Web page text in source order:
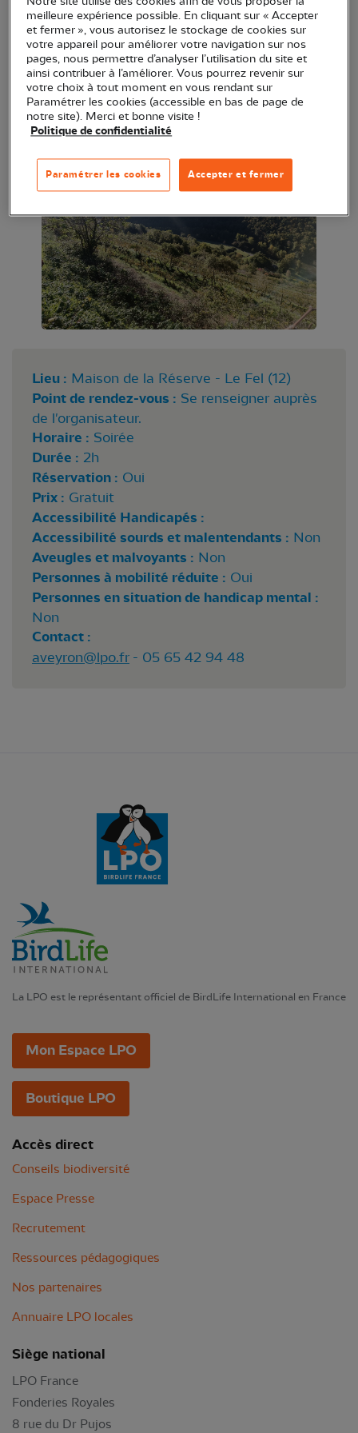
A partir du recueil d’archives, la production du vin
aux 17° et 18° siècles sur le vignoble du Fel et sa
commercialisation à Mur de Barrez et ses
environs au 18° siècle seront présentés.
Lieu : Maison de la Réserve - Le Fel (12)
Point de rendez-vous : Se renseigner auprès
de l'organisateur.
Horaire : Soirée
Durée : 2h
Réservation : Oui
Prix : Gratuit
Accessibilité Handicapés :
Accessibilité sourds et malentendants : Non
Aveugles et malvoyants : Non
Personnes à mobilité réduite : Oui
Personnes en situation de handicap mental :
Non
Contact :
aveyron@lpo.fr - 05 65 42 94 48
La LPO est le représentant officiel de BirdLife International en France
Mon Espace LPO
Boutique LPO
Accès direct
Conseils biodiversité
Espace Presse
Recrutement
Ressources pédagogiques
Nos partenaires
Annuaire LPO locales
Siège national
LPO France
Fonderies Royales
8 rue du Dr Pujos
meilleure expérience possible. En cliquant sur « Accepter
et fermer », vous autorisez le stockage de cookies sur
votre appareil pour améliorer votre navigation sur nos
pages, nous permettre d’analyser l’utilisation du site et
ainsi contribuer à l’améliorer. Vous pourrez revenir sur
votre choix à tout moment en vous rendant sur
Paramétrer les cookies (accessible en bas de page de
notre site). Merci et bonne visite !
Politique de confidentialité
Accepter et fermer
Paramétrer les cookies